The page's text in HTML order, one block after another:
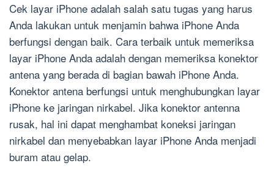
Cek layar iPhone adalah salah satu tugas yang harus
Anda lakukan untuk menjamin bahwa iPhone Anda
berfungsi dengan baik. Cara terbaik untuk memeriksa
layar iPhone Anda adalah dengan memeriksa konektor
antena yang berada di bagian bawah iPhone Anda.
Konektor antena berfungsi untuk menghubungkan layar
iPhone ke jaringan nirkabel. Jika konektor antenna
rusak, hal ini dapat menghambat koneksi jaringan
nirkabel dan menyebabkan layar iPhone Anda menjadi
buram atau gelap.